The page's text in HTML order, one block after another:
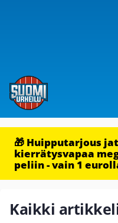
🎁 Huipputarjous
kierrätysvapaa
peliin - vain 1
Kaikki